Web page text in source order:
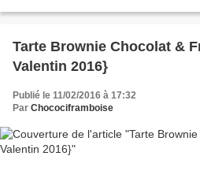
Tarte Brownie Chocolat &
Valentin 2016}
Publié le 11/02/2016 à 17:32
Par Chocociframboise